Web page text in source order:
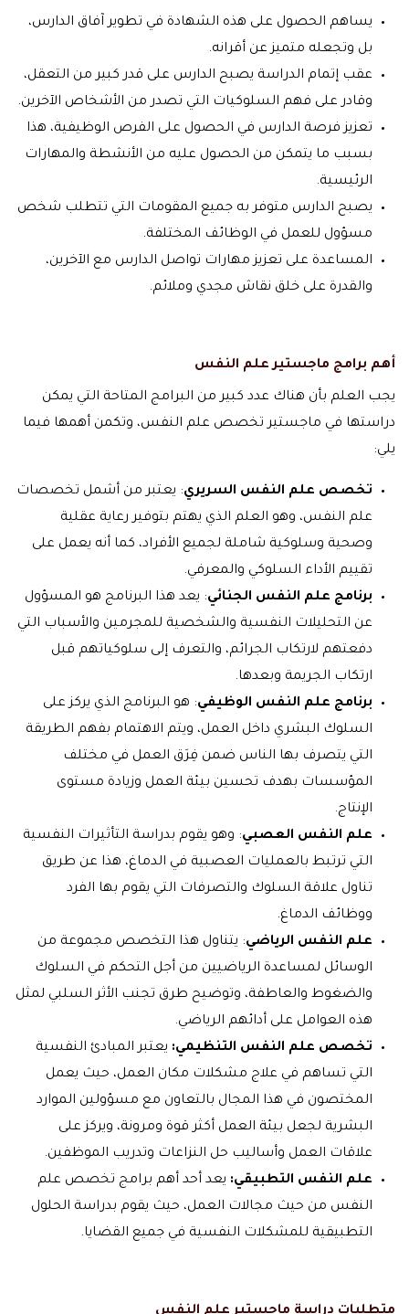
يساهم الحصول على هذه الشهادة في تطوير آفاق الدارس،
بل وتجعله متميز عن أقرانه.
عقب إتمام الدراسة يصبح الدارس على قدر كبير من التعقل،
وقادر على فهم السلوكيات التي تصدر من الأشخاص الآخرين.
تعزيز فرصة الدارس في الحصول على الفرص الوظيفية، هذا
بسبب ما يتمكن من الحصول عليه من الأنشطة والمهارات
الرئيسية.
يصبح الدارس متوفر به جميع المقومات التي تتطلب شخص
مسؤول للعمل في الوظائف المختلفة.
المساعدة على تعزيز مهارات تواصل الدارس مع الآخرين،
والقدرة على خلق نقاش مجدي وملائم.
أهم برامج ماجستير علم النفس
يجب العلم بأن هناك عدد كبير من البرامج المتاحة التي يمكن
دراستها في ماجستير تخصص علم النفس، وتكمن أهمها فيما
يلي:
تخصص علم النفس السريري: يعتبر من أشمل تخصصات
علم النفس، وهو العلم الذي يهتم بتوفير رعاية عقلية
وصحية وسلوكية شاملة لجميع الأفراد، كما أنه يعمل على
تقييم الأداء السلوكي والمعرفي.
برنامج علم النفس الجنائي: يعد هذا البرنامج هو المسؤول
عن التحليلات النفسية والشخصية للمجرمين والأسباب التي
دفعتهم لارتكاب الجرائم، والتعرف إلى سلوكياتهم قبل
ارتكاب الجريمة وبعدها.
برنامج علم النفس الوظيفي: هو البرنامج الذي يركز على
السلوك البشري داخل العمل، ويتم الاهتمام بفهم الطريقة
التي يتصرف بها الناس ضمن فِرَق العمل في مختلف
المؤسسات بهدف تحسين بيئة العمل وزيادة مستوى
الإنتاج.
علم النفس العصبي: وهو يقوم بدراسة التأثيرات النفسية
التي ترتبط بالعمليات العصبية في الدماغ، هذا عن طريق
تناول علاقة السلوك والتصرفات التي يقوم بها الفرد
ووظائف الدماغ.
علم النفس الرياضي: يتناول هذا التخصص مجموعة من
الوسائل لمساعدة الرياضيين من أجل التحكم في السلوك
والضغوط والعاطفة، وتوضيح طرق تجنب الأثر السلبي لمثل
هذه العوامل على أدائهم الرياضي.
تخصص علم النفس التنظيمي: يعتبر المبادئ النفسية
التي تساهم في علاج مشكلات مكان العمل، حيث يعمل
المختصون في هذا المجال بالتعاون مع مسؤولين الموارد
البشرية لجعل بيئة العمل أكثر قوة ومرونة، ويركز على
علاقات العمل وأساليب حل النزاعات وتدريب الموظفين.
علم النفس التطبيقي: يعد أحد أهم برامج تخصص علم
النفس من حيث مجالات العمل، حيث يقوم بدراسة الحلول
التطبيقية للمشكلات النفسية في جميع القضايا.